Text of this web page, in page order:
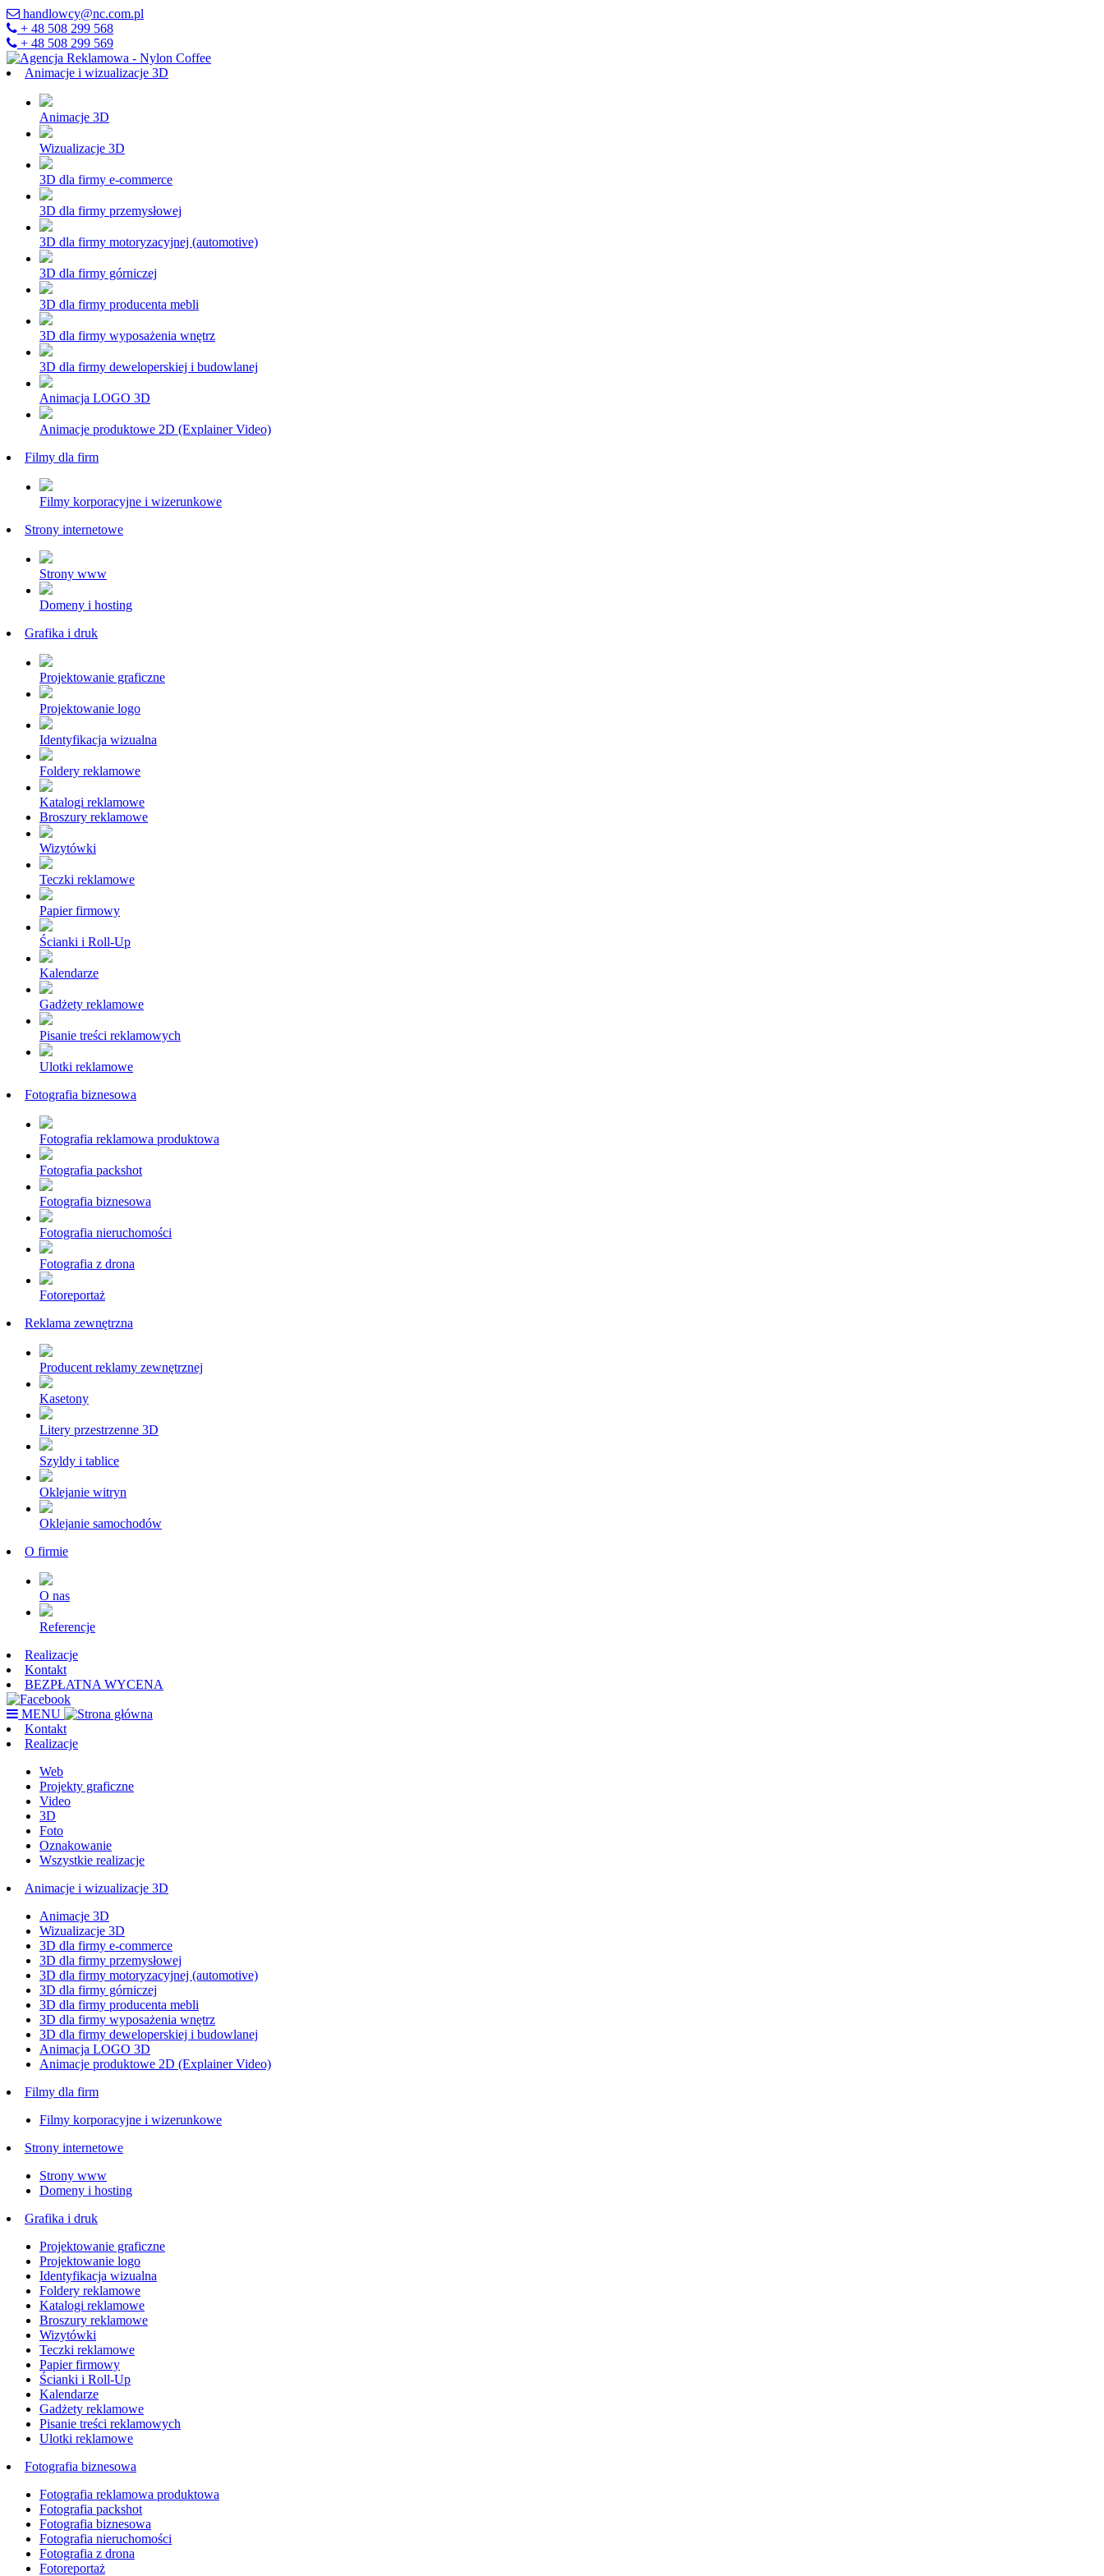
handlowcy@nc.com.pl
+ 48 508 299 568
+ 48 508 299 569
Animacje i wizualizacje 3D
Animacje 3D
Wizualizacje 3D
3D dla firmy e-commerce
3D dla firmy przemysłowej
3D dla firmy motoryzacyjnej (automotive)
3D dla firmy górniczej
3D dla firmy producenta mebli
3D dla firmy wyposażenia wnętrz
3D dla firmy deweloperskiej i budowlanej
Animacja LOGO 3D
Animacje produktowe 2D (Explainer Video)
Filmy dla firm
Filmy korporacyjne i wizerunkowe
Strony internetowe
Strony www
Domeny i hosting
Grafika i druk
Projektowanie graficzne
Projektowanie logo
Identyfikacja wizualna
Foldery reklamowe
Katalogi reklamowe
Broszury reklamowe
Wizytówki
Teczki reklamowe
Papier firmowy
Ścianki i Roll-Up
Kalendarze
Gadżety reklamowe
Pisanie treści reklamowych
Ulotki reklamowe
Fotografia biznesowa
Fotografia reklamowa produktowa
Fotografia packshot
Fotografia biznesowa
Fotografia nieruchomości
Fotografia z drona
Fotoreportaż
Reklama zewnętrzna
Producent reklamy zewnętrznej
Kasetony
Litery przestrzenne 3D
Szyldy i tablice
Oklejanie witryn
Oklejanie samochodów
O firmie
O nas
Referencje
Realizacje
Kontakt
BEZPŁATNA WYCENA
MENU
Kontakt
Realizacje
Web
Projekty graficzne
Video
3D
Foto
Oznakowanie
Wszystkie realizacje
Animacje i wizualizacje 3D
Animacje 3D
Wizualizacje 3D
3D dla firmy e-commerce
3D dla firmy przemysłowej
3D dla firmy motoryzacyjnej (automotive)
3D dla firmy górniczej
3D dla firmy producenta mebli
3D dla firmy wyposażenia wnętrz
3D dla firmy deweloperskiej i budowlanej
Animacja LOGO 3D
Animacje produktowe 2D (Explainer Video)
Filmy dla firm
Filmy korporacyjne i wizerunkowe
Strony internetowe
Strony www
Domeny i hosting
Grafika i druk
Projektowanie graficzne
Projektowanie logo
Identyfikacja wizualna
Foldery reklamowe
Katalogi reklamowe
Broszury reklamowe
Wizytówki
Teczki reklamowe
Papier firmowy
Ścianki i Roll-Up
Kalendarze
Gadżety reklamowe
Pisanie treści reklamowych
Ulotki reklamowe
Fotografia biznesowa
Fotografia reklamowa produktowa
Fotografia packshot
Fotografia biznesowa
Fotografia nieruchomości
Fotografia z drona
Fotoreportaż